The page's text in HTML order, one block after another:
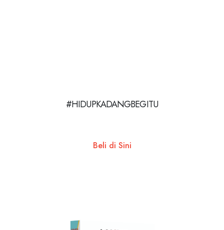
#HIDUPKADANGBEGITU
Beli di Sini